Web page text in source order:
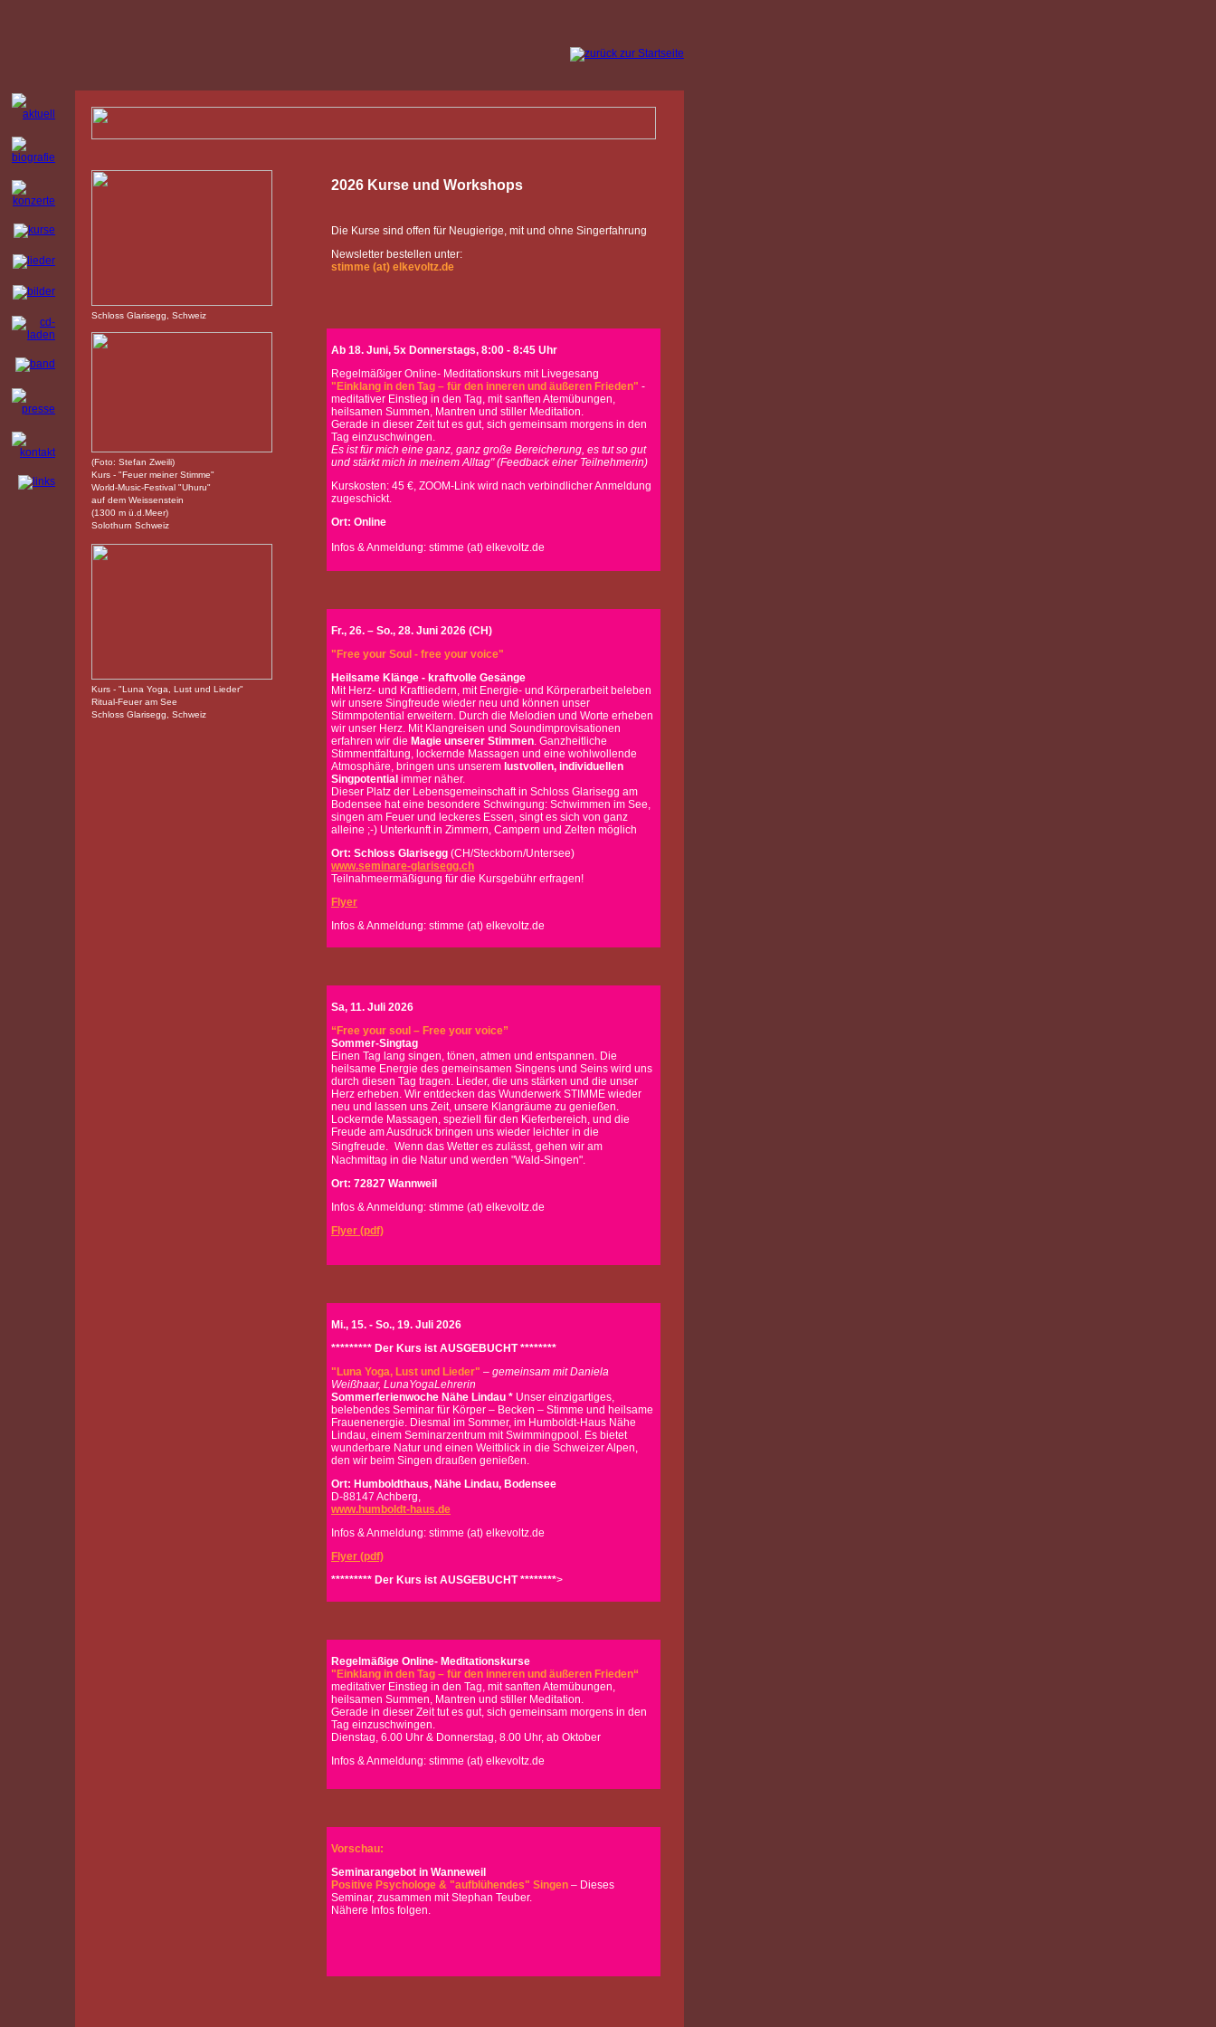
Schloss Glarisegg, Schweiz
(Foto: Stefan Zweili)
Kurs - "Feuer meiner Stimme"
World-Music-Festival "Uhuru"
auf dem Weissenstein
(1300 m ü.d.Meer)
Solothurn Schweiz
Kurs - "Luna Yoga, Lust und Lieder"
Ritual-Feuer am See
Schloss Glarisegg, Schweiz
2026 Kurse und Workshops
Die Kurse sind offen für Neugierige, mit und ohne Singerfahrung
Newsletter bestellen unter:
stimme (at) elkevoltz.de
Ab 18. Juni, 5x Donnerstags, 8:00 - 8:45 Uhr
Regelmäßiger Online- Meditationskurs mit Livegesang
"Einklang in den Tag – für den inneren und äußeren Frieden" -
meditativer Einstieg in den Tag, mit sanften Atemübungen,
heilsamen Summen, Mantren und stiller Meditation.
Gerade in dieser Zeit tut es gut, sich gemeinsam morgens in den
Tag einzuschwingen.
Es ist für mich eine ganz, ganz große Bereicherung, es tut so gut
und stärkt mich in meinem Alltag" (Feedback einer Teilnehmerin)
Kurskosten: 45 €, ZOOM-Link wird nach verbindlicher Anmeldung
zugeschickt.
Ort: Online
Infos & Anmeldung: stimme (at) elkevoltz.de
Fr., 26. – So., 28. Juni 2026 (CH)
"Free your Soul - free your voice"
Heilsame Klänge - kraftvolle Gesänge
Mit Herz- und Kraftliedern, mit Energie- und Körperarbeit beleben
wir unsere Singfreude wieder neu und können unser
Stimmpotential erweitern. Durch die Melodien und Worte erheben
wir unser Herz. Mit Klangreisen und Soundimprovisationen
erfahren wir die Magie unserer Stimmen. Ganzheitliche
Stimmentfaltung, lockernde Massagen und eine wohlwollende
Atmosphäre, bringen uns unserem lustvollen, individuellen
Singpotential immer näher.
Dieser Platz der Lebensgemeinschaft in Schloss Glarisegg am
Bodensee hat eine besondere Schwingung: Schwimmen im See,
singen am Feuer und leckeres Essen, singt es sich von ganz
alleine ;-) Unterkunft in Zimmern, Campern und Zelten möglich
Ort: Schloss Glarisegg (CH/Steckborn/Untersee)
www.seminare-glarisegg.ch
Teilnahmeermäßigung für die Kursgebühr erfragen!
Flyer
Infos & Anmeldung: stimme (at) elkevoltz.de
Sa, 11. Juli 2026
“Free your soul – Free your voice”
Sommer-Singtag
Einen Tag lang singen, tönen, atmen und entspannen. Die
heilsame Energie des gemeinsamen Singens und Seins wird uns
durch diesen Tag tragen. Lieder, die uns stärken und die unser
Herz erheben. Wir entdecken das Wunderwerk STIMME wieder
neu und lassen uns Zeit, unsere Klangräume zu genießen.
Lockernde Massagen, speziell für den Kieferbereich, und die
Freude am Ausdruck bringen uns wieder leichter in die
Singfreude. Wenn das Wetter es zulässt, gehen wir am
Nachmittag in die Natur und werden "Wald-Singen".
Ort: 72827 Wannweil
Infos & Anmeldung: stimme (at) elkevoltz.de
Flyer (pdf)
Mi., 15. - So., 19. Juli 2026
********* Der Kurs ist AUSGEBUCHT ********
"Luna Yoga, Lust und Lieder" – gemeinsam mit Daniela
Weißhaar, LunaYogaLehrerin
Sommerferienwoche Nähe Lindau * Unser einzigartiges,
belebendes Seminar für Körper – Becken – Stimme und heilsame
Frauenenergie. Diesmal im Sommer, im Humboldt-Haus Nähe
Lindau, einem Seminarzentrum mit Swimmingpool. Es bietet
wunderbare Natur und einen Weitblick in die Schweizer Alpen,
den wir beim Singen draußen genießen.
Ort: Humboldthaus, Nähe Lindau, Bodensee
D-88147 Achberg,
www.humboldt-haus.de
Infos & Anmeldung: stimme (at) elkevoltz.de
Flyer (pdf)
********* Der Kurs ist AUSGEBUCHT ********>
Regelmäßige Online- Meditationskurse
"Einklang in den Tag – für den inneren und äußeren Frieden“
meditativer Einstieg in den Tag, mit sanften Atemübungen,
heilsamen Summen, Mantren und stiller Meditation.
Gerade in dieser Zeit tut es gut, sich gemeinsam morgens in den
Tag einzuschwingen.
Dienstag, 6.00 Uhr & Donnerstag, 8.00 Uhr, ab Oktober
Infos & Anmeldung: stimme (at) elkevoltz.de
Vorschau:
Seminarangebot in Wanneweil
Positive Psychologe & "aufblühendes" Singen – Dieses
Seminar, zusammen mit Stephan Teuber.
Nähere Infos folgen.